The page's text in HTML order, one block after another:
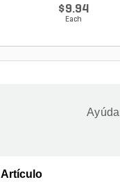
$9.94
Each
Artículo